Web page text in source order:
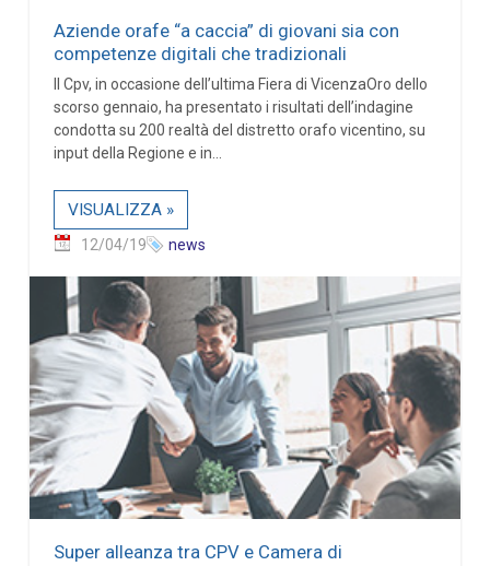
Aziende orafe “a caccia” di giovani sia con
competenze digitali che tradizionali
Il Cpv, in occasione dell’ultima Fiera di VicenzaOro dello
scorso gennaio, ha presentato i risultati dell’indagine
condotta su 200 realtà del distretto orafo vicentino, su
input della Regione e in...
VISUALIZZA »
12/04/19 news
Super alleanza tra CPV e Camera di